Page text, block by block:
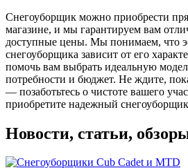
Снегоуборщик можно приобрести
магазине, и мы гарантируем вам
доступные цены. Мы понимаем, что
снегоуборщика зависит от его
помочь вам выбрать идеальную
потребности и бюджет. Не ждите,
— позаботьтесь о чистоте вашего
приобретите надежный
Новости, статьи,